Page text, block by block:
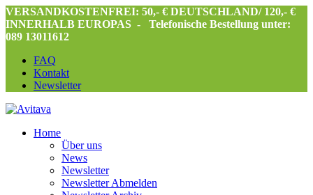
VERSANDKOSTENFREI: 50,- € DEUTSCHLAND/ 120,- €
INNERHALB EUROPAS -
Telefonische Bestellung unter:
089 13011612
FAQ
Kontakt
Newsletter
Home
Über uns
News
Newsletter
Newsletter Abmelden